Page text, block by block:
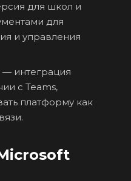
для школ и
для
и управления
— интеграция
с Teams,
платформу как